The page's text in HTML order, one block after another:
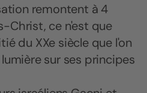
remontent à 4
Christ, ce n'est que
du XXe siècle que l'on
sur ses principes